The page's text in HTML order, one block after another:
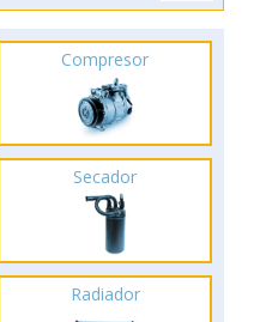
Compresor
Secador
Radiador